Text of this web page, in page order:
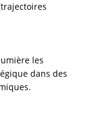
les
dans des